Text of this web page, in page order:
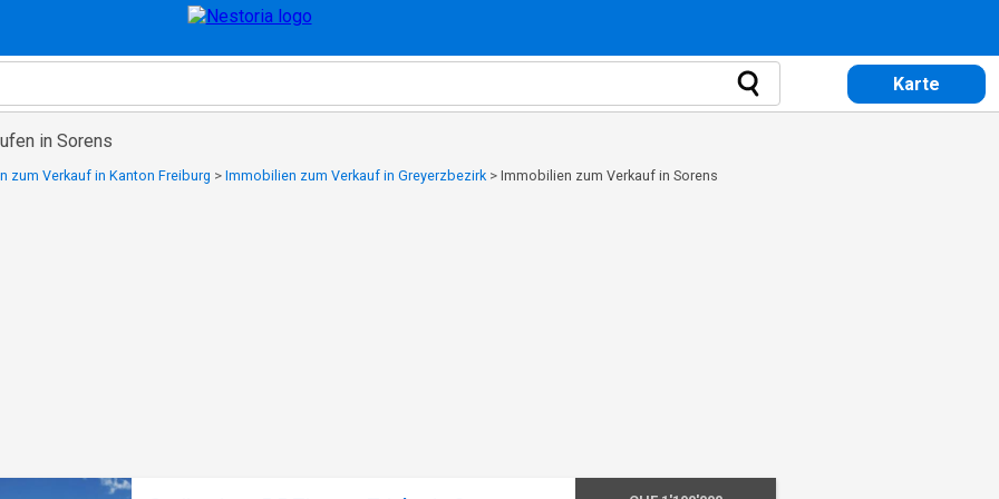
Karte
in Sorens
zum Verkauf in Kanton Freiburg > Immobilien zum Verkauf in Greyerzbezirk > Immobilien zum Verkauf in Sorens